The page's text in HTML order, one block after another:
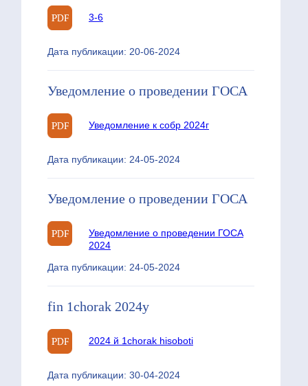
3-6
Дата публикации: 20-06-2024
Уведомление о проведении ГОСА
Уведомление к собр 2024г
Дата публикации: 24-05-2024
Уведомление о проведении ГОСА
Уведомление о проведении ГОСА
2024
Дата публикации: 24-05-2024
fin 1chorak 2024y
2024 й 1chorak hisoboti
Дата публикации: 30-04-2024